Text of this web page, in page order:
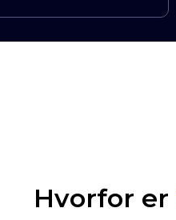
Hvorfor er